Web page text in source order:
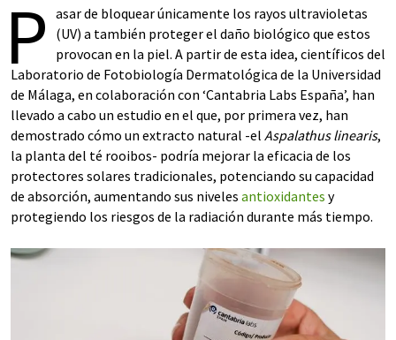
P asar de bloquear únicamente los rayos ultravioletas
(UV) a también proteger el daño biológico que estos
provocan en la piel. A partir de esta idea, científicos del
Laboratorio de Fotobiología Dermatológica de la Universidad
de Málaga, en colaboración con ‘Cantabria Labs España’, han
llevado a cabo un estudio en el que, por primera vez, han
demostrado cómo un extracto natural -el Aspalathus linearis,
la planta del té rooibos- podría mejorar la eficacia de los
protectores solares tradicionales, potenciando su capacidad
de absorción, aumentando sus niveles antioxidantes y
protegiendo los riesgos de la radiación durante más tiempo.